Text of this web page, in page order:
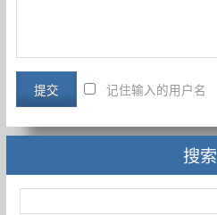
记住输入的用户名
搜索